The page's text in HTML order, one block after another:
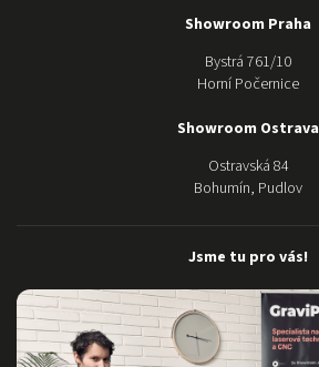
Showroom Praha
Bystrá 761/10
Horní Počernice
Showroom Ostrava
Ostravská 84
Bohumín, Pudlov
Jsme tu pro vás!